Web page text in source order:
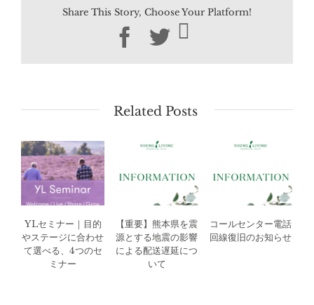
Share This Story, Choose Your Platform!
Facebook
Twitter
Related Posts
YLセミナー｜目的
やステージに合わせ
て選べる、4つのセ
ミナー
【重要】熊本県を震
源とする地震の影響
による配送遅延につ
いて
コールセンター電話
回線復旧のお知らせ